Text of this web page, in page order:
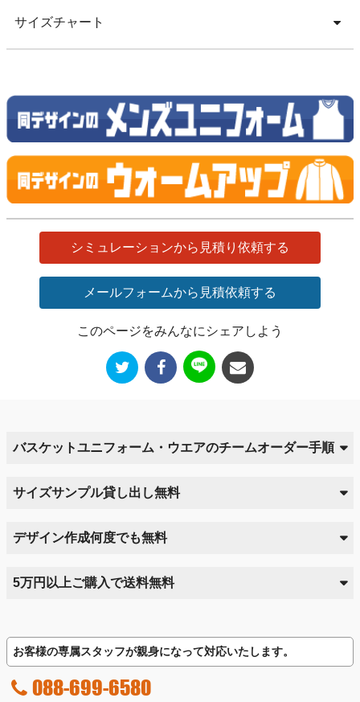
サイズチャート
シミュレーションから見積り依頼する
メールフォームから見積依頼する
このページをみんなにシェアしよう
バスケットユニフォーム・ウエアのチームオーダー手順
サイズサンプル貸し出し無料
デザイン作成何度でも無料
5万円以上ご購入で送料無料
お客様の専属スタッフが親身になって対応いたします。
088-699-6580